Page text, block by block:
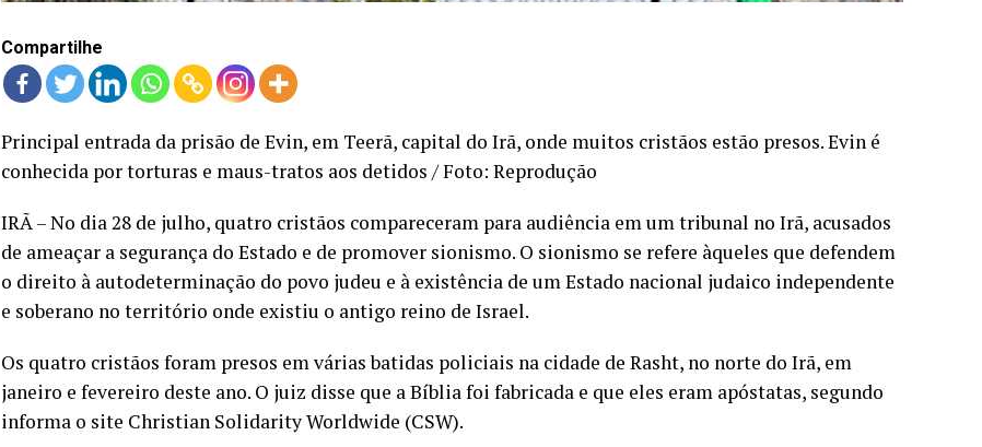
Compartilhe
Principal entrada da prisão de Evin, em Teerã, capital do Irã, onde muitos cristãos estão presos. Evin é
conhecida por torturas e maus-tratos aos detidos / Foto: Reprodução
IRÃ – No dia 28 de julho, quatro cristãos compareceram para audiência em um tribunal no Irã, acusados
de ameaçar a segurança do Estado e de promover sionismo. O sionismo se refere àqueles que defendem
o direito à autodeterminação do povo judeu e à existência de um Estado nacional judaico independente
e soberano no território onde existiu o antigo reino de Israel.
Os quatro cristãos foram presos em várias batidas policiais na cidade de Rasht, no norte do Irã, em
janeiro e fevereiro deste ano. O juiz disse que a Bíblia foi fabricada e que eles eram apóstatas, segundo
informa o site Christian Solidarity Worldwide (CSW).